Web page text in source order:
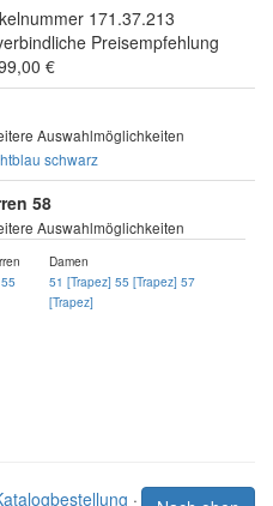
171.37.213
Preisempfehlung
€
Auswahlmöglichkeiten
schwarz
58
Auswahlmöglichkeiten
55
Damen
51 [Trapez] 55 [Trapez] 57
[Trapez]
·